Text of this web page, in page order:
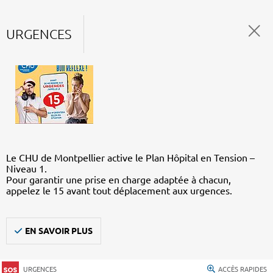
URGENCES
Le CHU de Montpellier active le Plan Hôpital en Tension –
Niveau 1.
Pour garantir une prise en charge adaptée à chacun,
appelez le 15 avant tout déplacement aux urgences.
EN SAVOIR PLUS
URGENCES ACCÈS RAPIDES